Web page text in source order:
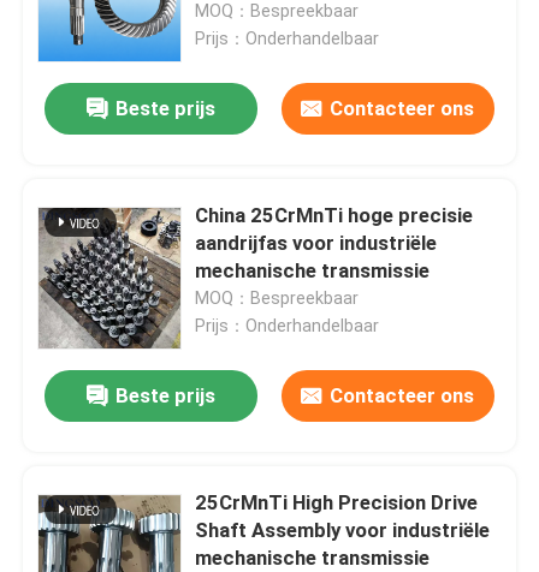
Thuis
Video's
MOQ：Bespreekbaar
Prijs：Onderhandelbaar
Beste prijs Contacteer ons
China 25CrMnTi hoge precisie
aandrijfas voor industriële
mechanische transmissie
MOQ：Bespreekbaar
Prijs：Onderhandelbaar
Beste prijs Contacteer ons
25CrMnTi High Precision Drive
Shaft Assembly voor industriële
mechanische transmissie